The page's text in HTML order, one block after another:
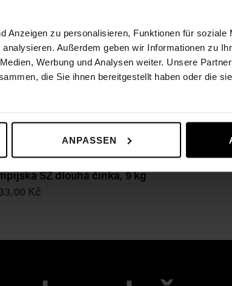
Anzeigen zu personalisieren, Funktionen für soziale
Außerdem geben wir Informationen zu
Werbung und Analysen weiter. Unsere
die Sie ihnen bereitgestellt haben oder die
ANPASSEN
SZ dlouhá činka, 9 kg
Kč